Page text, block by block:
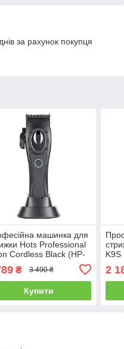
за рахунок покупця
машинка для
Hots Professional
Cordless Black (HP-
₴ 3 490 ₴
Купити
K9S
2